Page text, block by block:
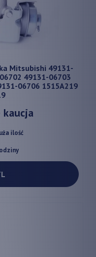
Mitsubishi 49131-
49131-06703
06706 1515A219
ilość